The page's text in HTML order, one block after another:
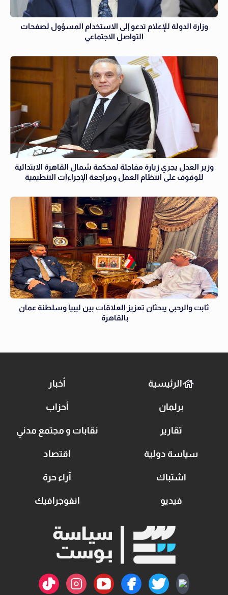
وزارة الدولة للإعلام تدعو إلى الاستخدام المسؤول لصفحات
التواصل الاجتماعي
وزير العدل يجري زيارة مفاجئة لمحكمة شمال القاهرة الابتدائية
للوقوف على انتظام العمل ومراجعة الإجراءات التنظيمية
ثابت والرحبي يبحثان تعزيز العلاقات بين ليبيا وسلطنة عمان
بالقاهرة
الرئيسية أخبار
برلمان أحزاب
تقارير نقابات و مجتمع مدني
سياسة دولية اقتصاد
اشتباك آراء حرة
فيديو انفوجرافيك